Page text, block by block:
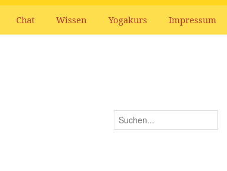
Chat Wissen Yogakurs Impressum